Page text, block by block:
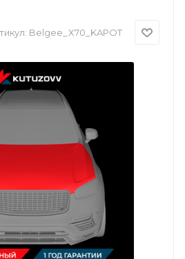
Belgee_X70_KAPOT